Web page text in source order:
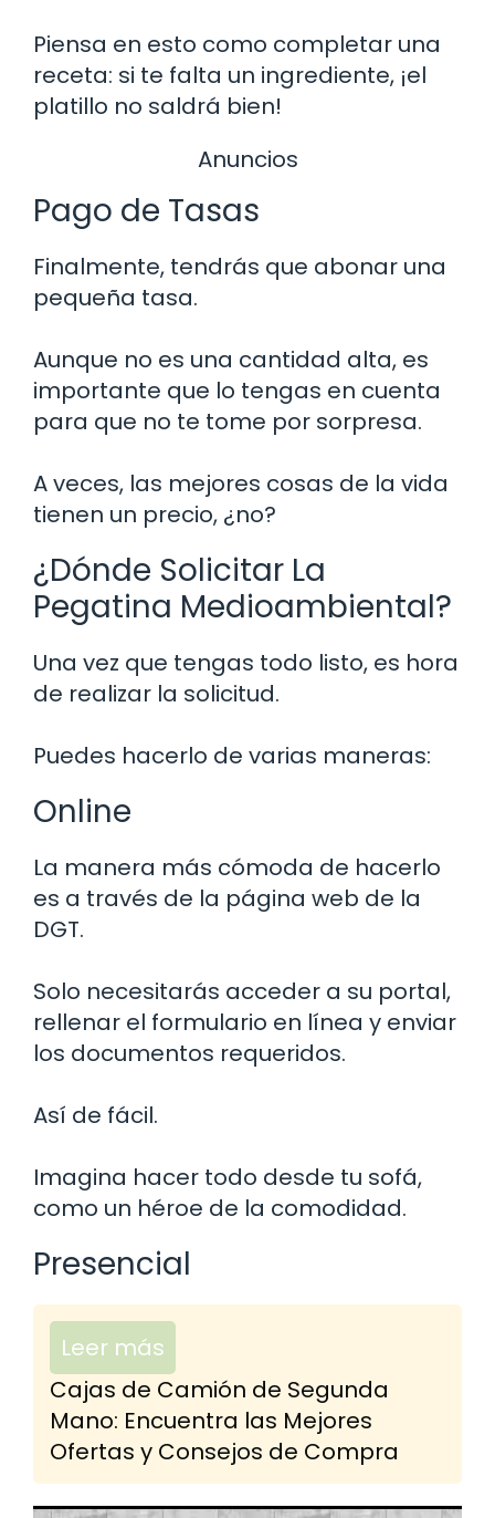
Piensa en esto como completar una
receta: si te falta un ingrediente, ¡el
platillo no saldrá bien!
Anuncios
Pago de Tasas
Finalmente, tendrás que abonar una
pequeña tasa.
Aunque no es una cantidad alta, es
importante que lo tengas en cuenta
para que no te tome por sorpresa.
A veces, las mejores cosas de la vida
tienen un precio, ¿no?
¿Dónde Solicitar La
Pegatina Medioambiental?
Una vez que tengas todo listo, es hora
de realizar la solicitud.
Puedes hacerlo de varias maneras:
Online
La manera más cómoda de hacerlo
es a través de la página web de la
DGT.
Solo necesitarás acceder a su portal,
rellenar el formulario en línea y enviar
los documentos requeridos.
Así de fácil.
Imagina hacer todo desde tu sofá,
como un héroe de la comodidad.
Presencial
Leer más
Cajas de Camión de Segunda
Mano: Encuentra las Mejores
Ofertas y Consejos de Compra